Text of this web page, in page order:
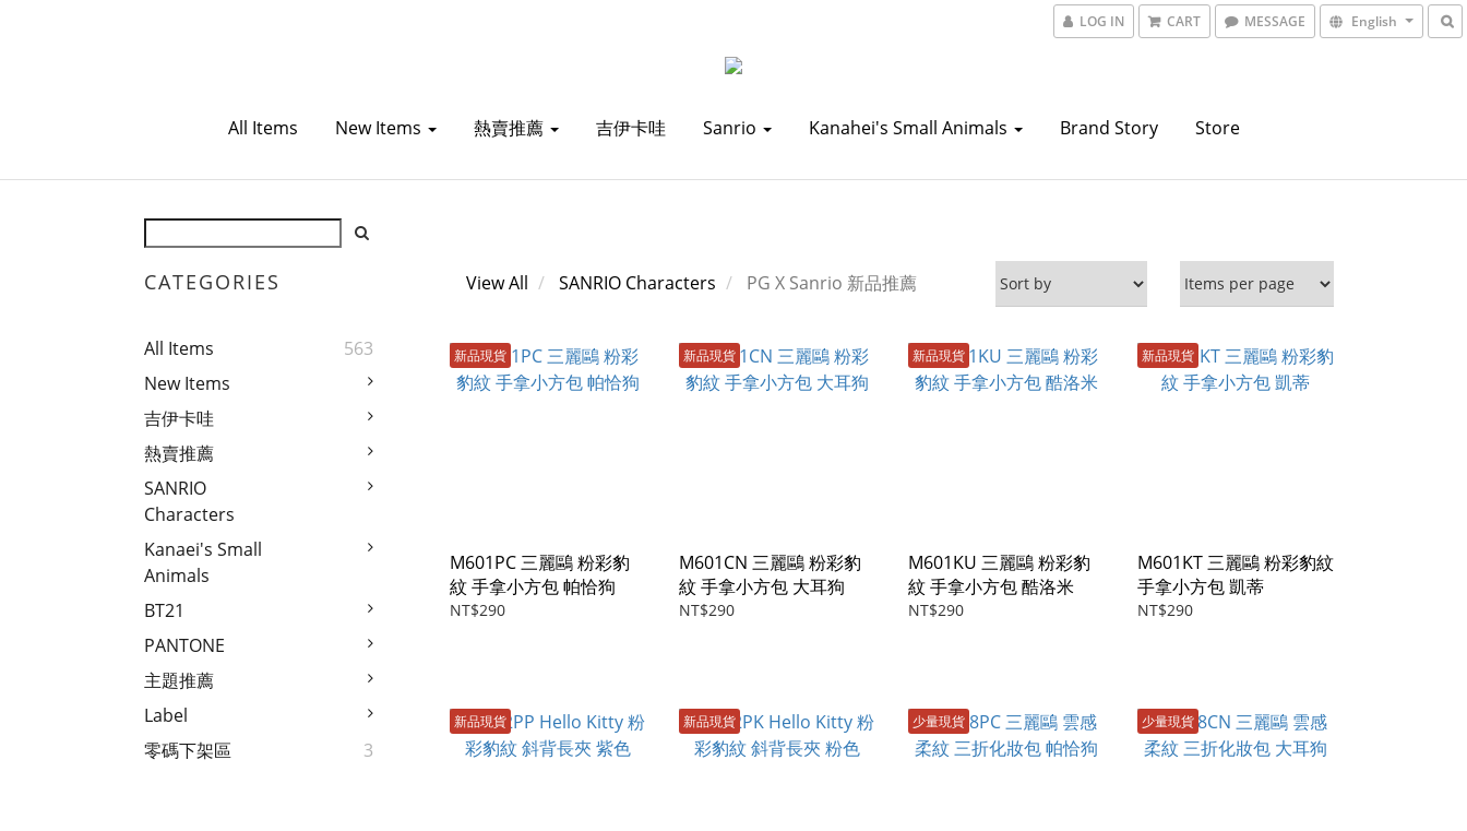
LOG IN CART MESSAGE English
All Items New Items 熱賣推薦 吉伊卡哇 Sanrio Kanahei's Small Animals Brand Story Store
CATEGORIES
All Items
563
New Items
吉伊卡哇
熱賣推薦
SANRIO
Characters
Kanaei's Small
Animals
BT21
PANTONE
主題推薦
Label
零碼下架區
3
View All SANRIO Characters PG X Sanrio 新品推薦
新品現貨
M601PC 三麗鷗 粉彩豹
紋 手拿小方包 帕恰狗
NT$290
新品現貨
M601CN 三麗鷗 粉彩豹
紋 手拿小方包 大耳狗
NT$290
新品現貨
M601KU 三麗鷗 粉彩豹
紋 手拿小方包 酷洛米
NT$290
新品現貨
M601KT 三麗鷗 粉彩豹紋
手拿小方包 凱蒂
NT$290
新品現貨 新品現貨 少量現貨 少量現貨